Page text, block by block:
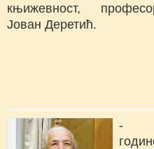
књижевност,
Јован Деретић.
- На